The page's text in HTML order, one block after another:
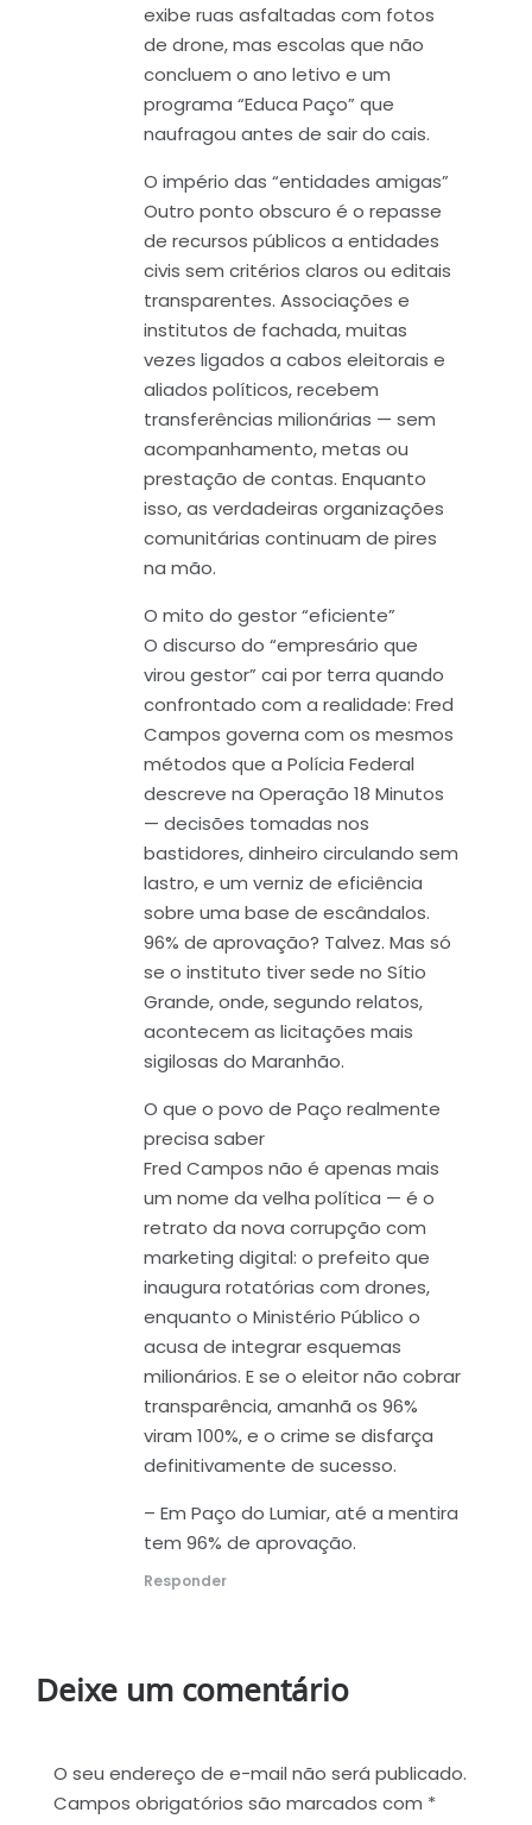
exibe ruas asfaltadas com fotos
de drone, mas escolas que não
concluem o ano letivo e um
programa “Educa Paço” que
naufragou antes de sair do cais.
O império das “entidades amigas”
Outro ponto obscuro é o repasse
de recursos públicos a entidades
civis sem critérios claros ou editais
transparentes. Associações e
institutos de fachada, muitas
vezes ligados a cabos eleitorais e
aliados políticos, recebem
transferências milionárias — sem
acompanhamento, metas ou
prestação de contas. Enquanto
isso, as verdadeiras organizações
comunitárias continuam de pires
na mão.
O mito do gestor “eficiente”
O discurso do “empresário que
virou gestor” cai por terra quando
confrontado com a realidade: Fred
Campos governa com os mesmos
métodos que a Polícia Federal
descreve na Operação 18 Minutos
— decisões tomadas nos
bastidores, dinheiro circulando sem
lastro, e um verniz de eficiência
sobre uma base de escândalos.
96% de aprovação? Talvez. Mas só
se o instituto tiver sede no Sítio
Grande, onde, segundo relatos,
acontecem as licitações mais
sigilosas do Maranhão.
O que o povo de Paço realmente
precisa saber
Fred Campos não é apenas mais
um nome da velha política — é o
retrato da nova corrupção com
marketing digital: o prefeito que
inaugura rotatórias com drones,
enquanto o Ministério Público o
acusa de integrar esquemas
milionários. E se o eleitor não cobrar
transparência, amanhã os 96%
viram 100%, e o crime se disfarça
definitivamente de sucesso.
– Em Paço do Lumiar, até a mentira
tem 96% de aprovação.
Responder
Deixe um comentário
O seu endereço de e-mail não será publicado.
Campos obrigatórios são marcados com *